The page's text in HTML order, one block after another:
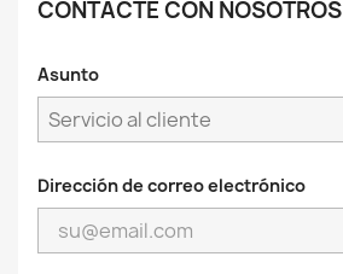
CONTACTE CON NOSOTROS
Asunto
Dirección de correo electrónico